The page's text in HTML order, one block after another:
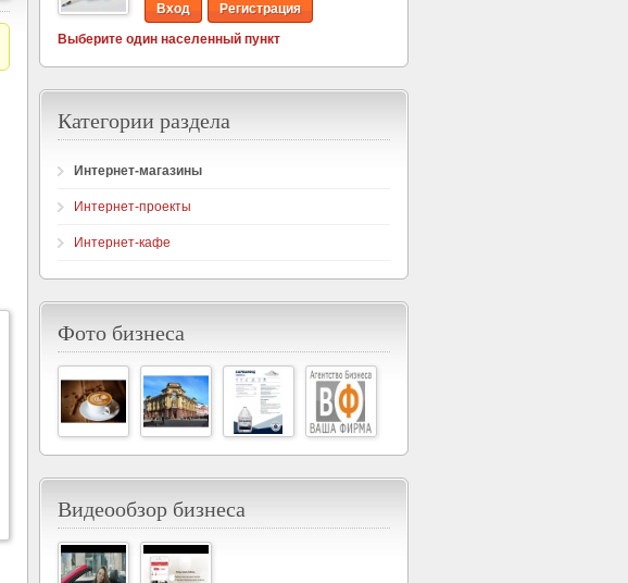
Вход
Регистрация
Выберите один населенный пункт
Категории раздела
Интернет-магазины
Интернет-проекты
Интернет-кафе
Фото бизнеса
Видеообзор бизнеса